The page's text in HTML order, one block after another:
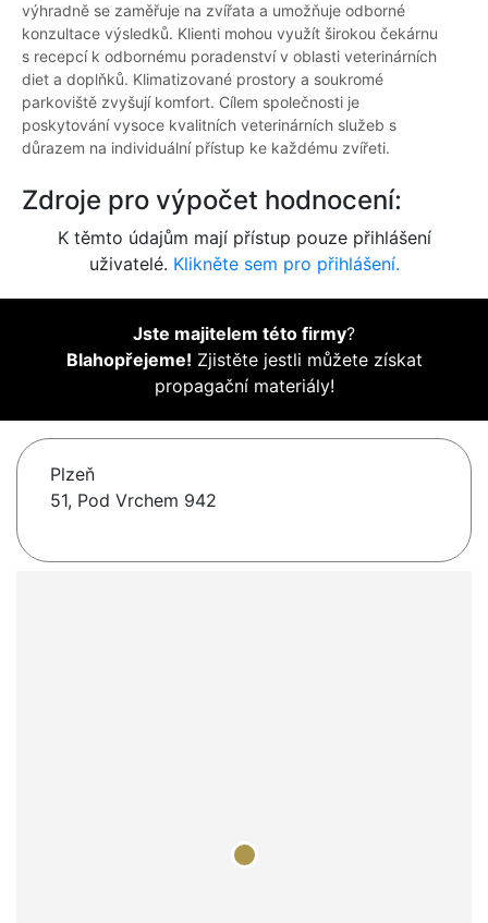
výhradně se zaměřuje na zvířata a umožňuje odborné
konzultace výsledků. Klienti mohou využít širokou čekárnu
s recepcí k odbornému poradenství v oblasti veterinárních
diet a doplňků. Klimatizované prostory a soukromé
parkoviště zvyšují komfort. Cílem společnosti je
poskytování vysoce kvalitních veterinárních služeb s
důrazem na individuální přístup ke každému zvířeti.
Zdroje pro výpočet hodnocení:
K těmto údajům mají přístup pouze přihlášení
uživatelé. Klikněte sem pro přihlášení.
Jste majitelem této firmy?
Blahopřejeme! Zjistěte jestli můžete získat
propagační materiály!
Plzeň
51, Pod Vrchem 942